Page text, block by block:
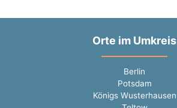
Orte im Umkreis
Berlin
Potsdam
Königs Wusterhausen